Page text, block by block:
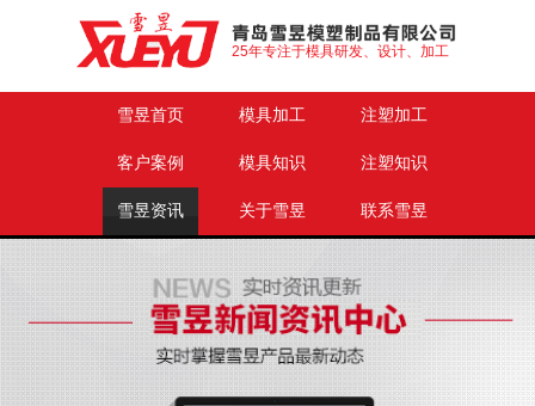
25年专注于模具研发、设计、加工
雪昱首页 模具加工 注塑加工
客户案例 模具知识 注塑知识
雪昱资讯 关于雪昱 联系雪昱